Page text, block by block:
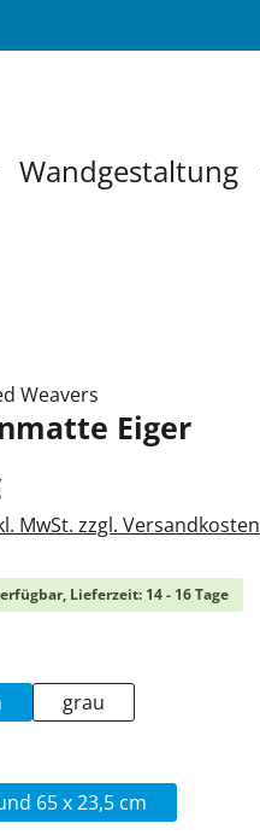
Wandgestaltung
Weavers
Eiger
MwSt. zzgl. Versandkosten
Lieferzeit: 14 - 16 Tage
grau
65 x 23,5 cm